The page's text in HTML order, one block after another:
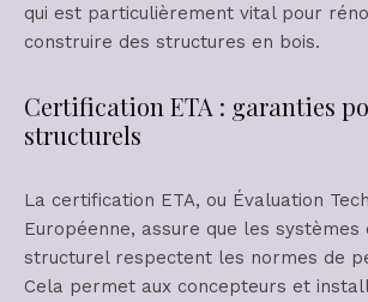
qui est particulièrement vital pour
construire des structures en bois.
Certification ETA : garanties
structurels
La certification ETA, ou Évaluation
Européenne, assure que les systèmes
structurel respectent les normes de
Cela permet aux concepteurs et